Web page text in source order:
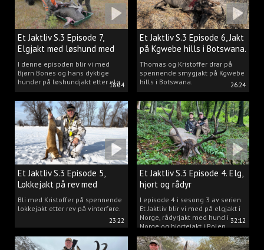
18:04
Et Jaktliv S.3 Episode 7,
Elgjakt med løshund med
Bjørn Bones.
I denne episoden blir vi med
Bjørn Bones og hans dyktige
hunder på løshundjakt etter elg.
26:24
Et Jaktliv S.3 Episode 6, Jakt
på Kgwebe hills i Botswana.
Thomas og Kristoffer drar på
spennende smygjakt på Kgwebe
hills i Botswana.
23:22
Et Jaktliv S.3 Episode 5,
Lokkejakt på rev med
Kristoffer Clausen
Bli med Kristoffer på spennende
lokkejakt etter rev på vinterføre.
32:12
Et Jaktliv S.3 Episode 4. Elg,
hjort og rådyr
I episode 4 i sesong 3 av serien
Et Jaktliv blir vi med på elgjakt i
Norge, rådyrjakt med hund i
Norge og hjortejakt i Polen.